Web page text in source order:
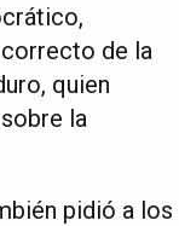
de la
quien
la
pidió a los